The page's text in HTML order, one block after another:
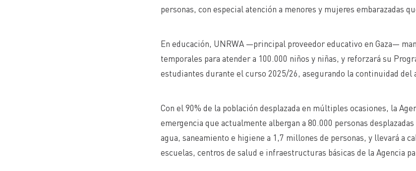
personas, con especial atención a menores y mujeres embarazadas
En educación, UNRWA —principal proveedor educativo en Gaza—
temporales para atender a 100.000 niños y niñas, y reforzará su
estudiantes durante el curso 2025/26, asegurando la continuidad
Con el 90% de la población desplazada en múltiples ocasiones, la
emergencia que actualmente albergan a 80.000 personas
agua, saneamiento e higiene a 1,7 millones de personas, y llevará a
escuelas, centros de salud e infraestructuras básicas de la Agencia